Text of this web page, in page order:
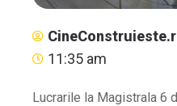
11:35 am
Lucrarile la Magistrala 6